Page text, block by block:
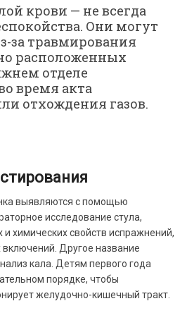
крови — не всегда
Они могут
за травмирования
расположенных
отделе
время акта
отхождения газов.
выявляются с помощью
исследование стула,
химических свойств испражнений,
Другое название
кала. Детям первого года
порядке, чтобы
желудочно-кишечный тракт.